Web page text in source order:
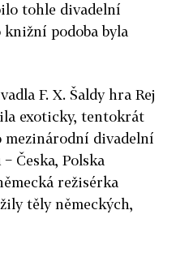
tohle divadelní
podoba byla
F. X. Šaldy hra Rej
exoticky, tentokrát
mezinárodní divadelní
Česka, Polska
režisérka
těly německých,